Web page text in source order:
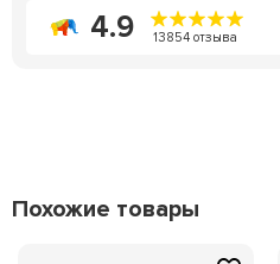
4.9 13854 отзыва
Похожие товары